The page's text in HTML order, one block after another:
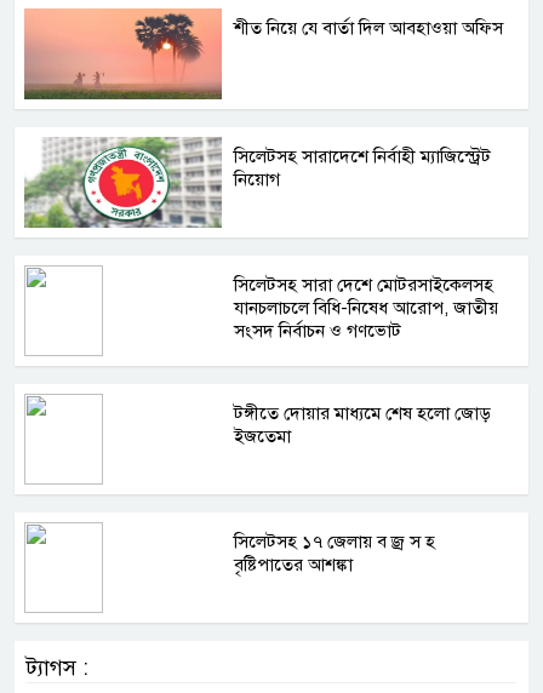
শীত নিয়ে যে বার্তা দিল আবহাওয়া অফিস
সিলেটসহ সারাদেশে নির্বাহী ম্যাজিস্ট্রেট
নিয়োগ
সিলেটসহ সারা দেশে মোটরসাইকেলসহ
যানচলাচলে বিধি-নিষেধ আরোপ, জাতীয়
সংসদ নির্বাচন ও গণভোট
টঙ্গীতে দোয়ার মাধ্যমে শেষ হলো জোড়
ইজতেমা
সিলেটসহ ১৭ জেলায় ব জ্র স হ
বৃষ্টিপাতের আশঙ্কা
ট্যাগস :